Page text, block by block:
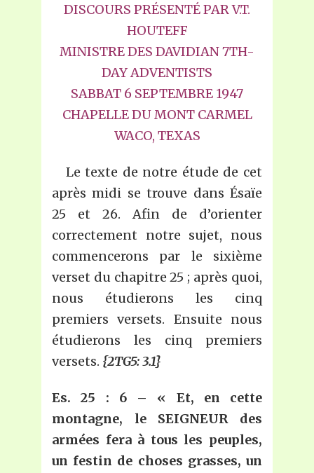
DISCOURS PRÉSENTÉ PAR V.T.
HOUTEFF
MINISTRE DES DAVIDIAN 7TH-
DAY ADVENTISTS
SABBAT 6 SEPTEMBRE 1947
CHAPELLE DU MONT CARMEL
WACO, TEXAS
Le texte de notre étude de cet
après midi se trouve dans Ésaïe
25 et 26. Afin de d’orienter
correctement notre sujet, nous
commencerons par le sixième
verset du chapitre 25 ; après quoi,
nous étudierons les cinq
premiers versets. Ensuite nous
étudierons les cinq premiers
versets. {2TG5: 3.1}
Es.25 : 6 – « Et, en cette
montagne, le SEIGNEUR des
armées fera à tous les peuples,
un festin de choses grasses, un